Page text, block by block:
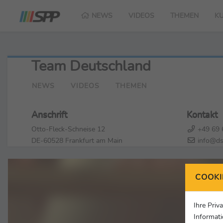
NEWS VIDEOS THEMEN
Team Deutschland
NEWS VIDEOS THEMEN
Anschrift
Otto-Fleck-Schneise 12
DE-60528 Frankfurt am Main
Kontakt
+49 69
Ihre